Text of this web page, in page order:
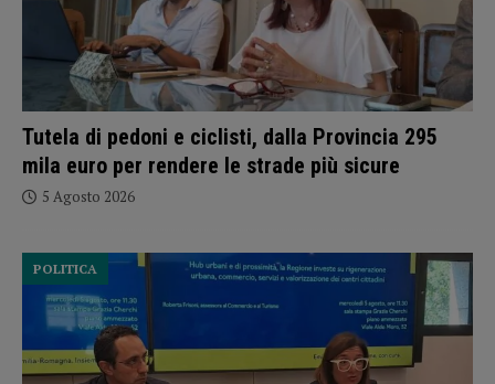
Tutela di pedoni e ciclisti, dalla Provincia 295
mila euro per rendere le strade più sicure
5 Agosto 2026
POLITICA